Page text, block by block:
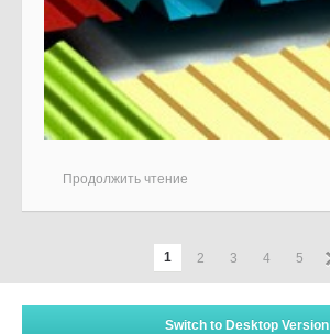
Продолжить чтение
1 2 3 4 5
Switch to Desktop Version